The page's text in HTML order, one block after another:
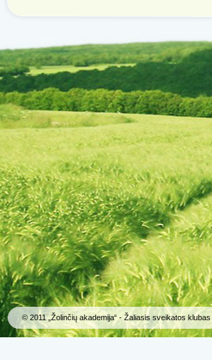
© 2011 „Žolinčių akademija“ - Žaliasis sveikatos klubas